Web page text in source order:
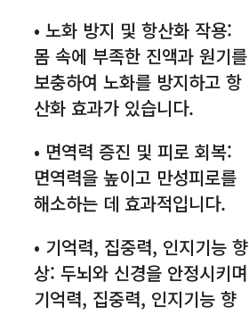
• 노화 방지 및 항산화 작용:
몸 속에 부족한 진액과 원기를
보충하여 노화를 방지하고 항
산화 효과가 있습니다.
• 면역력 증진 및 피로 회복:
면역력을 높이고 만성피로를
해소하는 데 효과적입니다.
• 기억력, 집중력, 인지기능 향
상: 두뇌와 신경을 안정시키며
기억력, 집중력, 인지기능 향